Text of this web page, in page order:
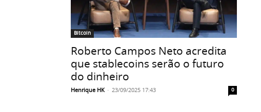
Bitcoin
Roberto Campos Neto acredita
que stablecoins serão o futuro
do dinheiro
Henrique HK - 23/09/2025 17:43 0